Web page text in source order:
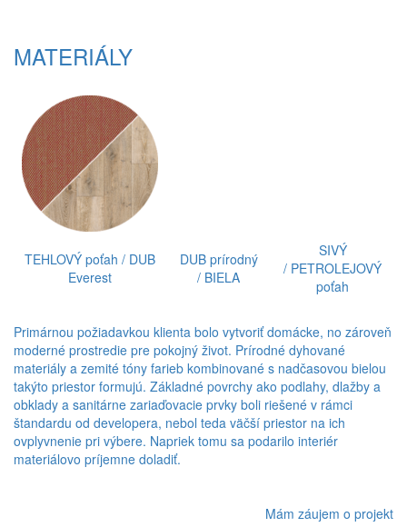
MATERIÁLY
TEHLOVÝ poťah / DUB
Everest
DUB prírodný
/ BIELA
SIVÝ
/ PETROLEJOVÝ
poťah
Primárnou požiadavkou klienta bolo vytvoriť domácke, no zároveň
moderné prostredie pre pokojný život. Prírodné dyhované
materiály a zemité tóny farieb kombinované s nadčasovou bielou
takýto priestor formujú. Základné povrchy ako podlahy, dlažby a
obklady a sanitárne zariaďovacie prvky boli riešené v rámci
štandardu od developera, nebol teda väčší priestor na ich
ovplyvnenie pri výbere. Napriek tomu sa podarilo interiér
materiálovo príjemne doladiť.
Mám záujem o projekt